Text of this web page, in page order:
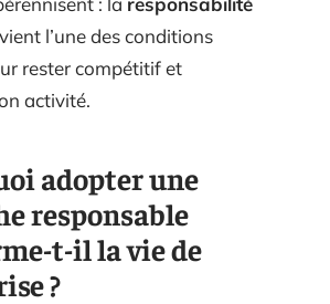
l’une des conditions
rester compétitif et
activité.
adopter une
responsable
t-il la vie de
?